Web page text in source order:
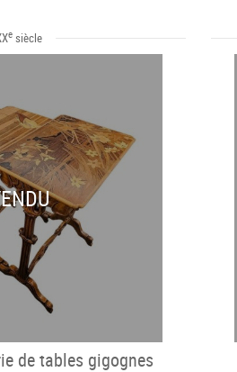
e siècle
de tables gigognes